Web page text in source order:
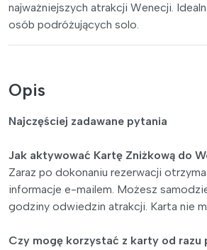
najważniejszych atrakcji Wenecji.
osób podróżujących solo.
Opis
Najczęściej zadawane pytania
Jak aktywować Kartę Zniżkową do
Zaraz po dokonaniu rezerwacji
informacje e-mailem. Możesz
godziny odwiedzin atrakcji. Karta nie
Czy mogę korzystać z karty od razu